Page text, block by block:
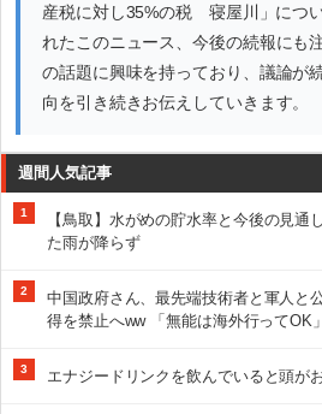
産税に対し35%の税 寝屋川」につ
れたこのニュース、今後の続報にも
の話題に興味を持っており、議論が
向を引き続きお伝えしていきます。
週間人気記事
1
【鳥取】水がめの貯水率と今後の見通
た雨が降らず
2
中国政府さん、最先端技術者と軍人と
得を禁止へww 「無能は海外行ってOK」
3 エナジードリンクを飲んでいると頭が